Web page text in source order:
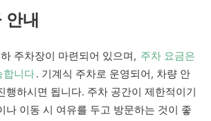
안내
주차장이 마련되어 있으며, 주차 요금은
합니다. 기계식 주차로 운영되어, 차량 안
행하시면 됩니다. 주차 공간이 제한적이기
나 이동 시 여유를 두고 방문하는 것이 좋